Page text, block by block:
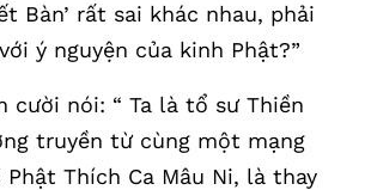
Bàn’ rất sai khác nhau, phải
ý nguyện của kinh Phật?”
cười nói: “ Ta là tổ sư Thiền
truyền từ cùng một mạng
Thích Ca Mâu Ni, là thay